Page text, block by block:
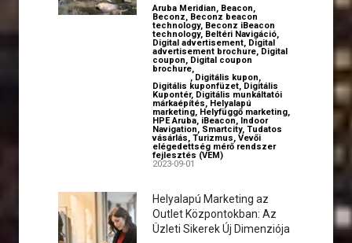
Aruba Meridian, Beacon,
Beconz, Beconz beacon
technology, Beconz iBeacon
technology, Beltéri Navigáció,
Digital advertisement, Digital
advertisement brochure, Digital
coupon, Digital coupon
brochure,
, Digitális kupon,
Digitális kuponfüzet, Digitális
Kupontér, Digitális munkáltatói
márkaépítés, Helyalapú
marketing, Helyfüggő marketing,
HPE Aruba, iBeacon, Indoor
Navigation, Smartcity, Tudatos
vásárlás, Turizmus, Vevői
elégedettség mérő rendszer
fejlesztés (VEM)
2023-09-01
Helyalapú Marketing az
Outlet Központokban: Az
Üzleti Sikerek Új Dimenziója